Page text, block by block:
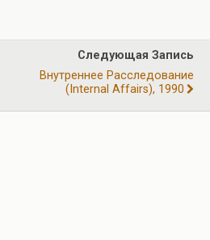
Следующая Запись
Внутреннее Расследование
(Internal Affairs), 1990